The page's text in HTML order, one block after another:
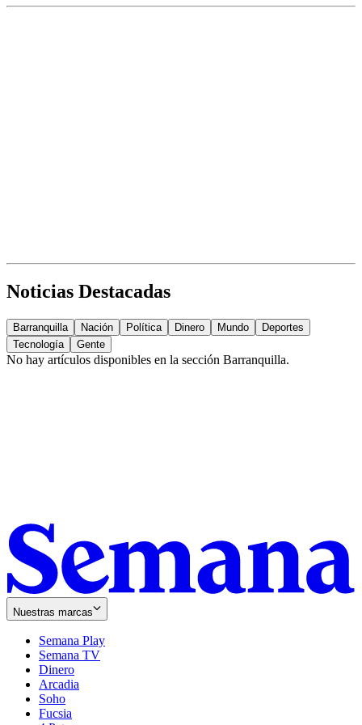
Noticias Destacadas
Barranquilla Nación Política Dinero Mundo
Deportes
Tecnología
Gente
No hay artículos disponibles en la sección Barranquilla.
Nuestras marcas
Semana Play
Semana TV
Dinero
Arcadia
Soho
in
Fucsia